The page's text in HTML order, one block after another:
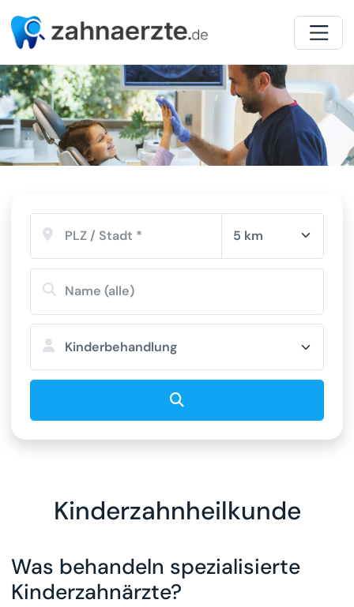
Zahnarzt Spezialisten-Suche
Spezialisierungen
Kinderzahnheilkunde
5 km
Kinderbehandlung
Kinderzahnheilkunde
Was behandeln spezialisierte
Kinderzahnärzte?